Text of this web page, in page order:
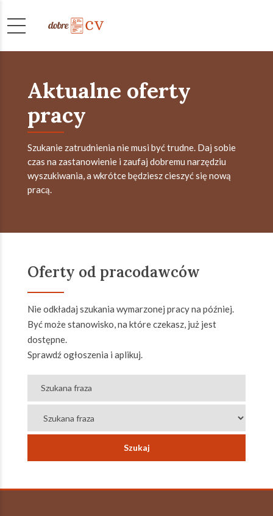
Aktualne oferty
pracy
Szukanie zatrudnienia nie musi być trudne. Daj sobie
czas na zastanowienie i zaufaj dobremu narzędziu
wyszukiwania, a wkrótce będziesz cieszyć się nową
pracą.
Oferty od pracodawców
Nie odkładaj szukania wymarzonej pracy na później.
Być może stanowisko, na które czekasz, już jest
dostępne.
Sprawdź ogłoszenia i aplikuj.